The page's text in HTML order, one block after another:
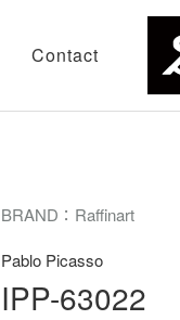
Contact
BRAND：Raffinart
Pablo Picasso
IPP-63022